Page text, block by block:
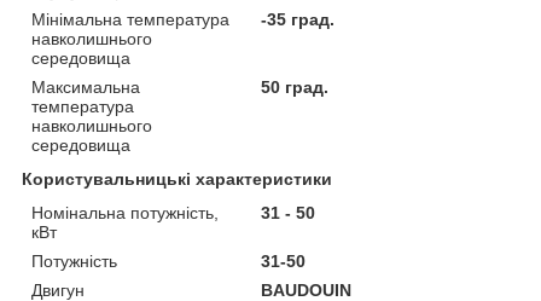
Мінімальна температура
навколишнього
середовища
-35 град.
Максимальна
температура
навколишнього
середовища
50 град.
Користувальницькі характеристики
Номінальна потужність,
кВт
31 - 50
Потужність
31-50
Двигун
BAUDOUIN